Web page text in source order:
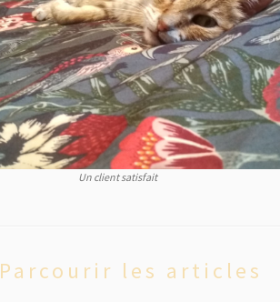
Un client satisfait
Parcourir les articles